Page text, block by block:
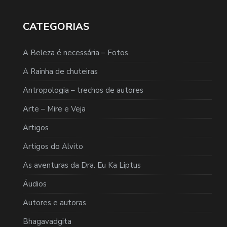
CATEGORIAS
A Beleza é necessária – Fotos
A Rainha de chuteiras
Antropologia – trechos de autores
Arte – Mire e Veja
Artigos
Artigos do Alvito
As aventuras da Dra. Eu Ka Liptus
Áudios
Autores e autoras
Bhagavadgita